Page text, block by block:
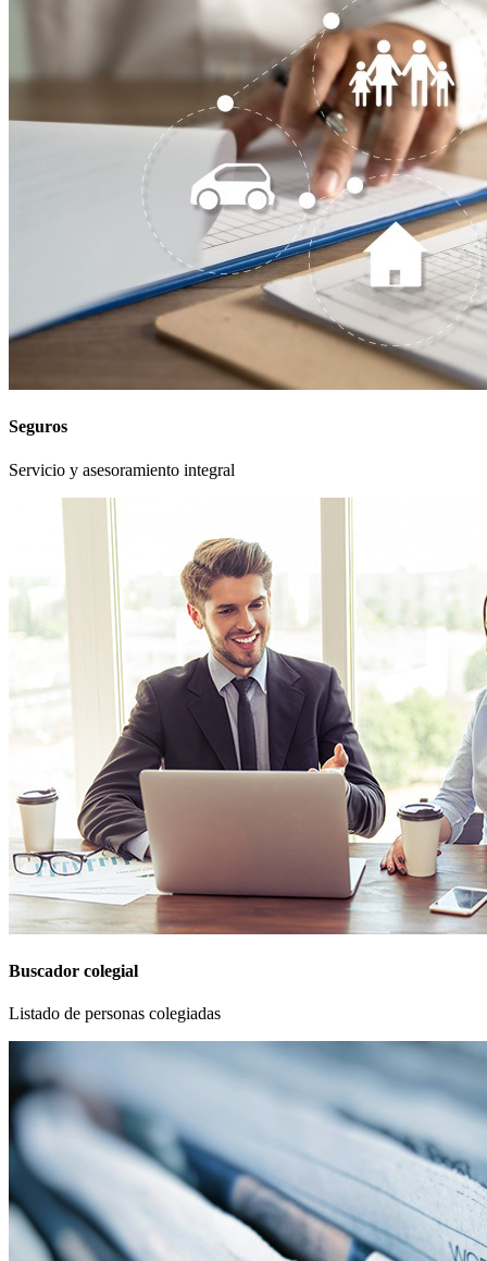
Seguros
Servicio y asesoramiento integral
Buscador colegial
Listado de personas colegiadas